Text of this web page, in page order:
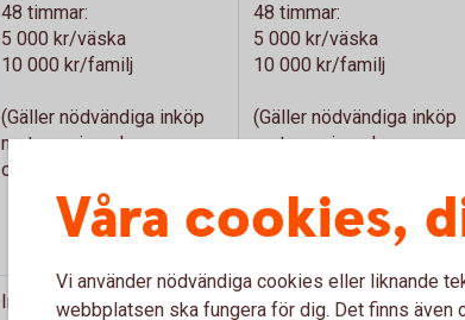
48 timmar:
5 000 kr/väska
10 000 kr/familj
(Gäller nödvändiga inköp
mot uppvisande av
originalkvitto.)
48 timmar:
5 000 kr/väska
10 000 kr/familj
(Gäller nödvändiga inköp
mot uppvisande av
Ingår ej Ingår ej
Våra cookies,
Vi använder nödvändiga cookies eller liknande
webbplatsen ska fungera för dig. Det finns även